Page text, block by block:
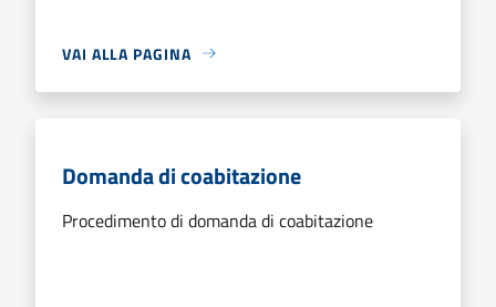
VAI ALLA PAGINA
Domanda di coabitazione
Procedimento di domanda di coabitazione